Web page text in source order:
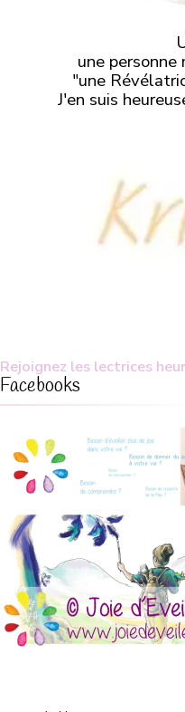
une
"une
J'en suis
Rejoignez les lectrices
Facebooks